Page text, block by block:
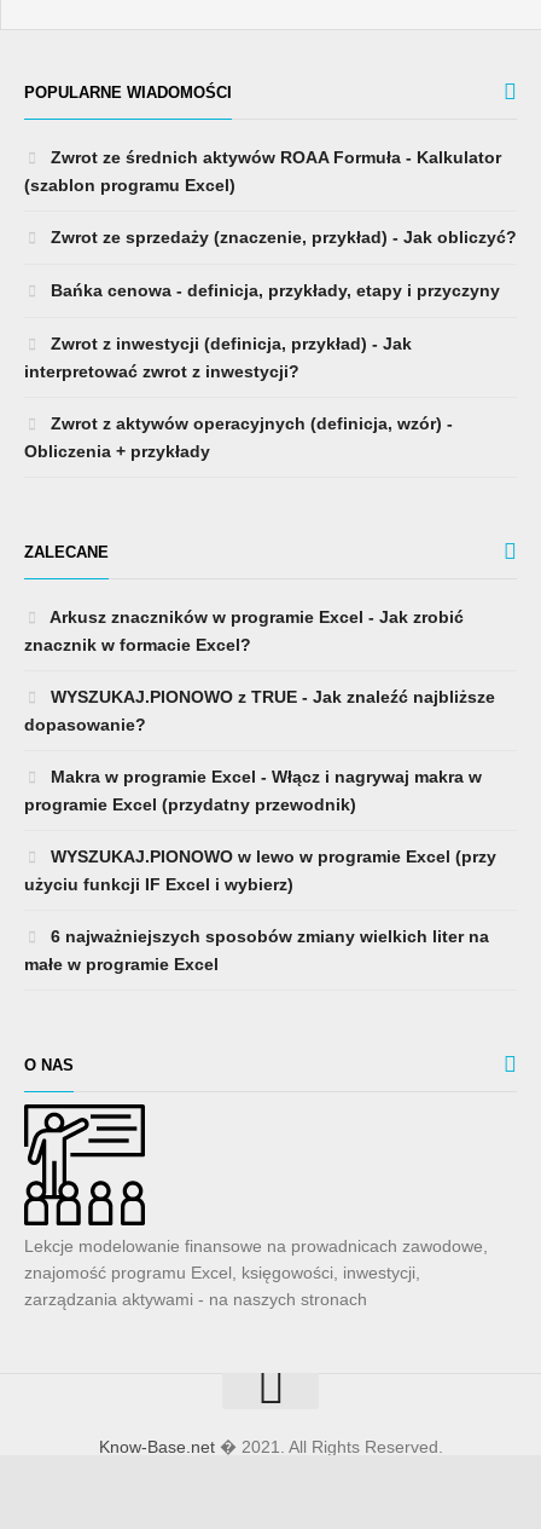
POPULARNE WIADOMOŚCI
Zwrot ze średnich aktywów ROAA Formuła - Kalkulator
(szablon programu Excel)
Zwrot ze sprzedaży (znaczenie, przykład) - Jak obliczyć?
Bańka cenowa - definicja, przykłady, etapy i przyczyny
Zwrot z inwestycji (definicja, przykład) - Jak
interpretować zwrot z inwestycji?
Zwrot z aktywów operacyjnych (definicja, wzór) -
Obliczenia + przykłady
ZALECANE
Arkusz znaczników w programie Excel - Jak zrobić
znacznik w formacie Excel?
WYSZUKAJ.PIONOWO z TRUE - Jak znaleźć najbliższe
dopasowanie?
Makra w programie Excel - Włącz i nagrywaj makra w
programie Excel (przydatny przewodnik)
WYSZUKAJ.PIONOWO w lewo w programie Excel (przy
użyciu funkcji IF Excel i wybierz)
6 najważniejszych sposobów zmiany wielkich liter na
małe w programie Excel
O NAS
Lekcje modelowanie finansowe na prowadnicach zawodowe,
znajomość programu Excel, księgowości, inwestycji,
zarządzania aktywami - na naszych stronach
Know-Base.net� 2021. All Rights Reserved.